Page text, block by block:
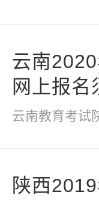
云南
网上报名
云南教育考试
陕西